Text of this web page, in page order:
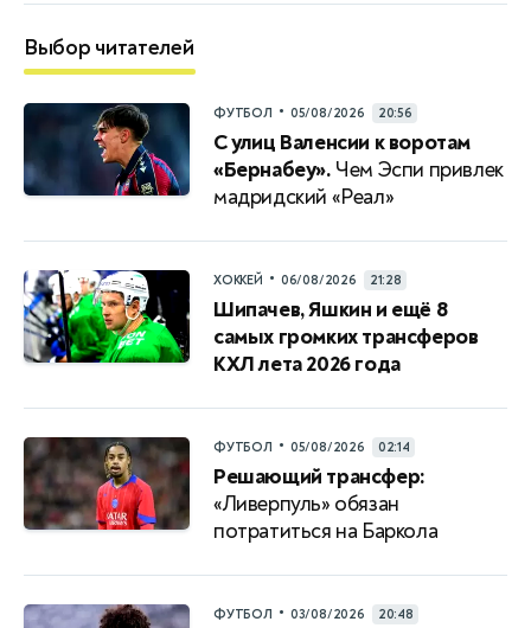
Выбор читателей
ФУТБОЛ • 05/08/2026 20:56
С улиц Валенсии к воротам
«Бернабеу». Чем Эспи привлек
мадридский «Реал»
ХОККЕЙ • 06/08/2026 21:28
Шипачев, Яшкин и ещё 8
самых громких трансферов
КХЛ лета 2026 года
ФУТБОЛ • 05/08/2026 02:14
Решающий трансфер:
«Ливерпуль» обязан
потратиться на Баркола
ФУТБОЛ • 03/08/2026 20:48